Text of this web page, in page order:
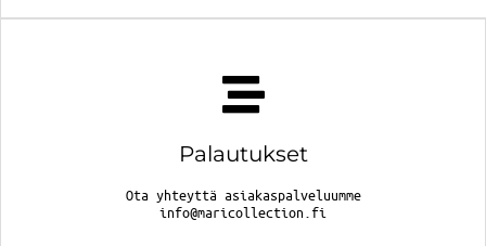
Palautukset
Ota yhteyttä asiakaspalveluumme
info@maricollection.fi